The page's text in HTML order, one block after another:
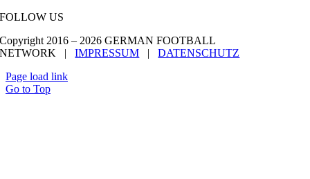
FOLLOW US
Copyright 2016 – 2026 GERMAN FOOTBALL
NETWORK |IMPRESSUM |DATENSCHUTZ
Page load link
Go to Top